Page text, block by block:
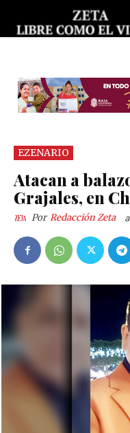
EZENARIO
Atacan a
Grajales, en
Por Redacción Zeta